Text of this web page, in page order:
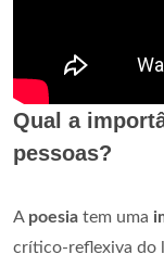
Qual a
pessoas?
A poesia tem uma
crítico-reflexiva do